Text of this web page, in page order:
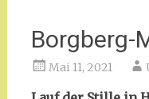
Borgberg-
Mai 11, 2021